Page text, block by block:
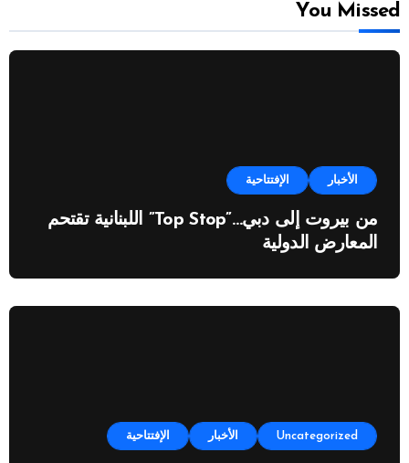
You Missed
الأخبار الإفتتاحية
من بيروت إلى دبي…”Top Stop” اللبنانية تقتحم
المعارض الدولية
Uncategorized الأخبار الإفتتاحية